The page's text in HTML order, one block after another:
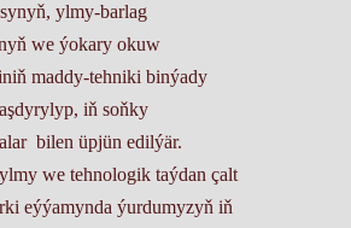
ylmy-barlag
we ýokary okuw
maddy-tehniki binýady
iň soňky
bilen üpjün edilýär.
we tehnologik taýdan çalt
eýýamynda ýurdumyzyň iň